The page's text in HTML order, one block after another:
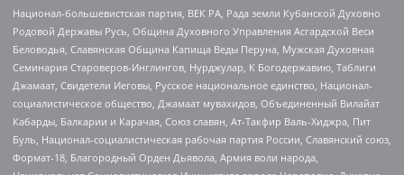
Национал-большевистская партия, ВЕК РА, Рада земли Кубанской Духовно
Родовой Державы Русь, Община Духовного Управления Асгардской Веси
Беловодья, Славянская Община Капища Веды Перуна, Мужская Духовная
Семинария Староверов-Инглингов, Нурджулар, К Богодержавию, Таблиги
Джамаат, Свидетели Иеговы, Русское национальное единство, Национал-
социалистическое общество, Джамаат мувахидов, Объединенный Вилайат
Кабарды, Балкарии и Карачая, Союз славян, Ат-Такфир Валь-Хиджра, Пит
Буль, Национал-социалистическая рабочая партия России, Славянский союз,
Формат-18, Благородный Орден Дьявола, Армия воли народа,